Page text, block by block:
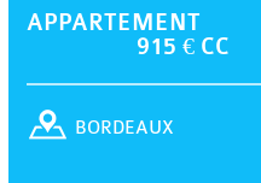
APPARTEMENT
915 € CC
BORDEAUX